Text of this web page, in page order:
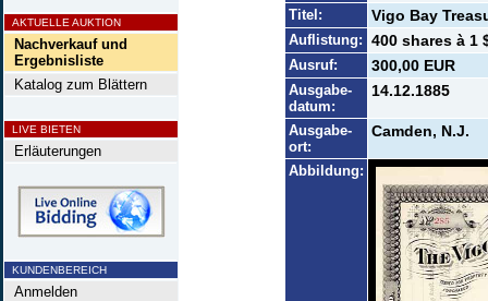
AKTUELLE AUKTION
Nachverkauf und
Ergebnisliste
Katalog zum Blättern
LIVE BIETEN
Erläuterungen
KUNDENBEREICH
Anmelden
Titel: Vigo Bay
Auflistung: 400 shares à 1
Ausruf: 300,00 EUR
Ausgabe-
datum:
14.12.1885
Ausgabe-
ort:
Camden, N.J.
Abbildung: